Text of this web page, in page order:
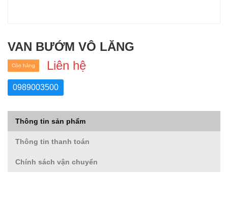
VAN BƯỚM VÔ LĂNG
Liên hệ
Còn hàng
0989003500
Thông tin sản phẩm
Thông tin thanh toán
Chính sách vận chuyển